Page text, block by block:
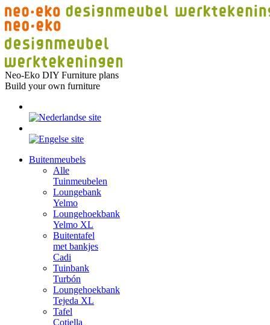
Skip
to
content
Neo-Eko DIY Furniture plans
Build your own furniture
Buitenmeubels
Alle
Tuinmeubelen
Loungebank
Yelmo
Loungehoekbank
Yelmo XL
Buitentafel
met bankjes
Cadi
Tuinbank
Turbón
Loungehoekbank
Tejeda XL
Tafel
Cotiella